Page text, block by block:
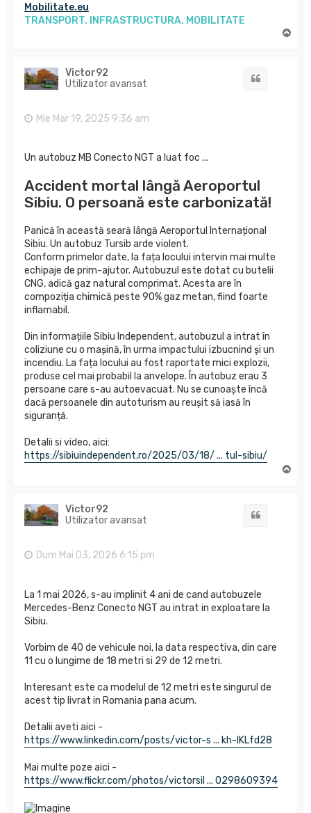
Mobilitate.eu
TRANSPORT. INFRASTRUCTURA. MOBILITATE
Victor92
Utilizator avansat
Mie Mar 19, 2025 9:36 am
Un autobuz MB Conecto NGT a luat foc ...
Accident mortal lângă Aeroportul
Sibiu. O persoană este carbonizată!
Panică în această seară lângă Aeroportul Internațional
Sibiu. Un autobuz Tursib arde violent.
Conform primelor date, la fața locului intervin mai multe
echipaje de prim-ajutor. Autobuzul este dotat cu butelii
CNG, adică gaz natural comprimat. Acesta are în
compoziția chimică peste 90% gaz metan, fiind foarte
inflamabil.
Din informațiile Sibiu Independent, autobuzul a intrat în
coliziune cu o mașină, în urma impactului izbucnind și un
incendiu. La fața locului au fost raportate mici explozii,
produse cel mai probabil la anvelope. În autobuz erau 3
persoane care s-au autoevacuat. Nu se cunoaște încă
dacă persoanele din autoturism au reușit să iasă în
siguranță.
Detalii si video, aici:
https://sibiuindependent.ro/2025/03/18/ ... tul-sibiu/
Victor92
Utilizator avansat
Dum Mai 03, 2026 6:15 pm
La 1 mai 2026, s-au implinit 4 ani de cand autobuzele
Mercedes-Benz Conecto NGT au intrat in exploatare la
Sibiu.
Vorbim de 40 de vehicule noi, la data respectiva, din care
11 cu o lungime de 18 metri si 29 de 12 metri.
Interesant este ca modelul de 12 metri este singurul de
acest tip livrat in Romania pana acum.
Detalii aveti aici -
https://www.linkedin.com/posts/victor-s ... kh-IKLfd28
Mai multe poze aici -
https://www.flickr.com/photos/victorsil ... 0298609394